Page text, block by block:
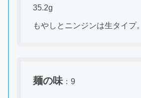
35.2g
もやしとニンジンは生タイプ。
麺の味 ：9